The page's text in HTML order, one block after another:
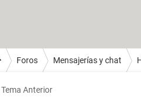
Foros Mensajerías y chat
Tema Anterior